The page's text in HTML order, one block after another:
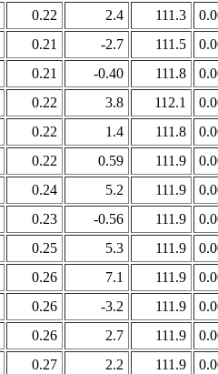
0.22 2.4 111.3
0.21 -2.7 111.5
0.21 -0.40 111.8
0.22 3.8 112.1
0.22 1.4 111.8
0.22 0.59 111.9
0.24 5.2 111.9
0.23 -0.56 111.9
0.25 5.3 111.9
0.26 7.1 111.9
0.26 -3.2 111.9
0.26 2.7 111.9
0.27 2.2 111.9